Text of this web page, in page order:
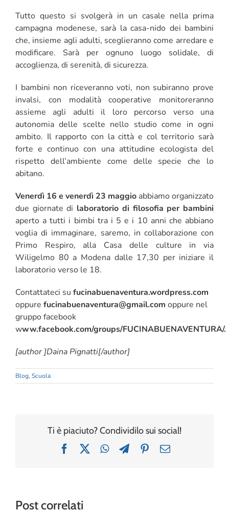
Tutto questo si svolgerà in un casale nella prima
campagna modenese, sarà la casa-nido dei bambini
che, insieme agli adulti, sceglieranno come arredare e
modificare. Sarà per ognuno luogo solidale, di
accoglienza, di serenità, di sicurezza.
I bambini non riceveranno voti, non subiranno prove
invalsi, con modalità cooperative monitoreranno
assieme agli adulti il loro percorso verso una
autonomia delle scelte nello studio come in ogni
ambito. Il rapporto con la città e col territorio sarà
forte e continuo con una attitudine ecologista del
rispetto dell’ambiente come delle specie che lo
abitano.
Venerdì 16 e venerdì 23 maggio abbiamo organizzato
due giornate di laboratorio di filosofia per bambini
aperto a tutti i bimbi tra i 5 e i 10 anni che abbiano
voglia di immaginare, saremo, in collaborazione con
Primo Respiro, alla Casa delle culture in via
Wiligelmo 80 a Modena dalle 17,30 per iniziare il
laboratorio verso le 18.
Contattateci su fucinabuenaventura.wordpress.com
oppure fucinabuenaventura@gmail.com oppure nel
gruppo facebook
www.facebook.com/groups/FUCINABUENAVENTURA/.
[author ]Daina Pignatti[/author]
Blog, Scuola
Ti è piaciuto? Condividilo sui social!
FacebookWhatsAppTelegramPinterest
Email
Post correlati